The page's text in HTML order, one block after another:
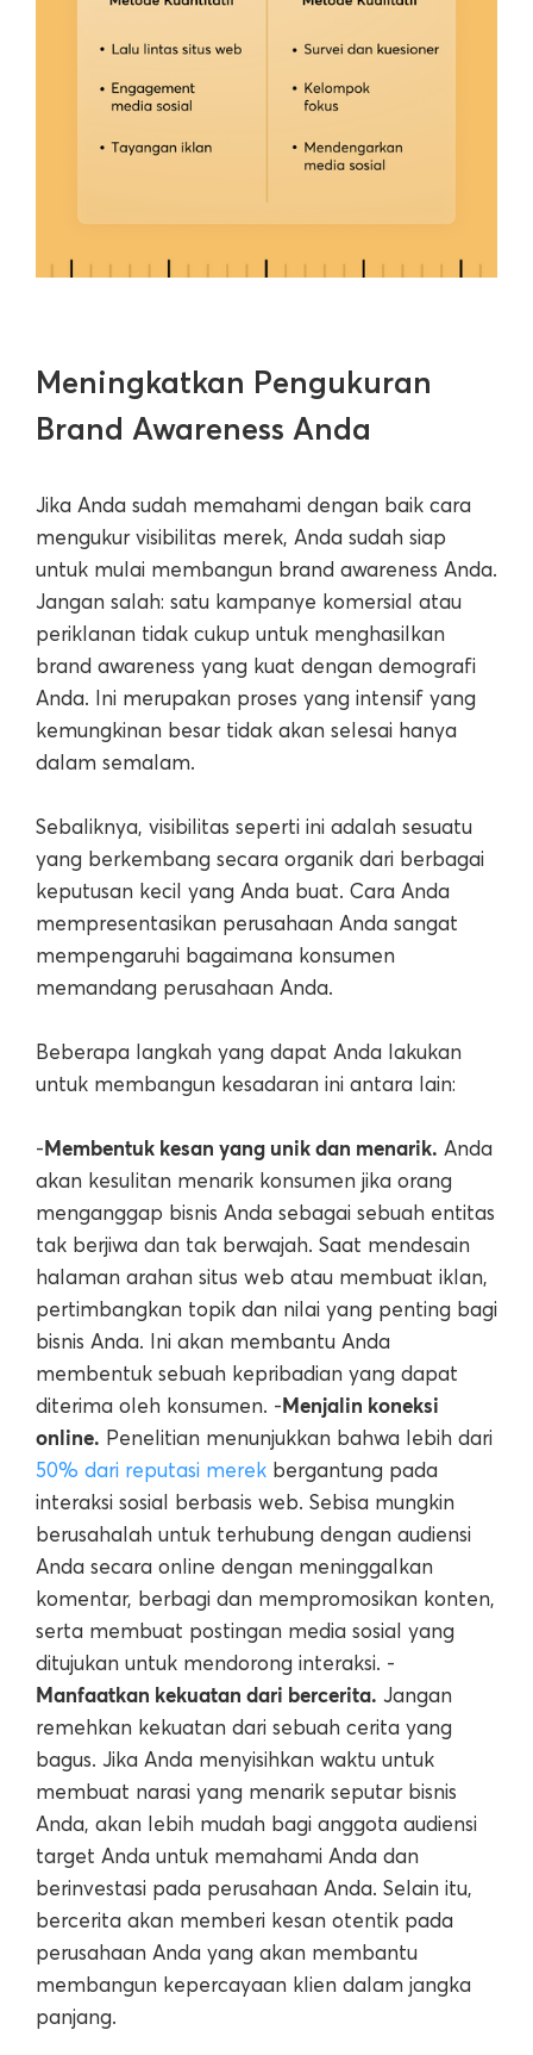
Meningkatkan Pengukuran
Brand Awareness Anda
Jika Anda sudah memahami dengan baik cara
mengukur visibilitas merek, Anda sudah siap
untuk mulai membangun brand awareness Anda.
Jangan salah: satu kampanye komersial atau
periklanan tidak cukup untuk menghasilkan
brand awareness yang kuat dengan demografi
Anda. Ini merupakan proses yang intensif yang
kemungkinan besar tidak akan selesai hanya
dalam semalam.
Sebaliknya, visibilitas seperti ini adalah sesuatu
yang berkembang secara organik dari berbagai
keputusan kecil yang Anda buat. Cara Anda
mempresentasikan perusahaan Anda sangat
mempengaruhi bagaimana konsumen
memandang perusahaan Anda.
Beberapa langkah yang dapat Anda lakukan
untuk membangun kesadaran ini antara lain:
-Membentuk kesan yang unik dan menarik. Anda
akan kesulitan menarik konsumen jika orang
menganggap bisnis Anda sebagai sebuah entitas
tak berjiwa dan tak berwajah. Saat mendesain
halaman arahan situs web atau membuat iklan,
pertimbangkan topik dan nilai yang penting bagi
bisnis Anda. Ini akan membantu Anda
membentuk sebuah kepribadian yang dapat
diterima oleh konsumen. -Menjalin koneksi
online. Penelitian menunjukkan bahwa lebih dari
50% dari reputasi merek bergantung pada
interaksi sosial berbasis web. Sebisa mungkin
berusahalah untuk terhubung dengan audiensi
Anda secara online dengan meninggalkan
komentar, berbagi dan mempromosikan konten,
serta membuat postingan media sosial yang
ditujukan untuk mendorong interaksi. -
Manfaatkan kekuatan dari bercerita. Jangan
remehkan kekuatan dari sebuah cerita yang
bagus. Jika Anda menyisihkan waktu untuk
membuat narasi yang menarik seputar bisnis
Anda, akan lebih mudah bagi anggota audiensi
target Anda untuk memahami Anda dan
berinvestasi pada perusahaan Anda. Selain itu,
bercerita akan memberi kesan otentik pada
perusahaan Anda yang akan membantu
membangun kepercayaan klien dalam jangka
panjang.